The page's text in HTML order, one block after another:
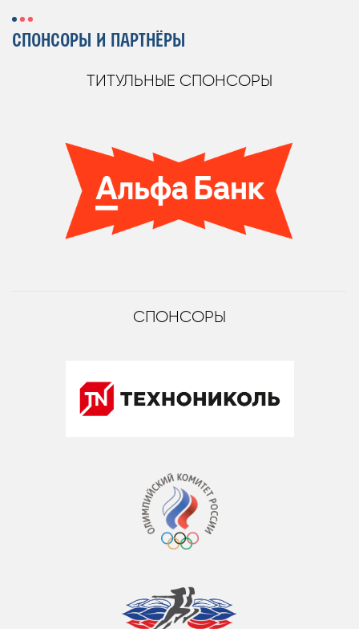
СПОНСОРЫ И ПАРТНЁРЫ
ТИТУЛЬНЫЕ СПОНСОРЫ
СПОНСОРЫ